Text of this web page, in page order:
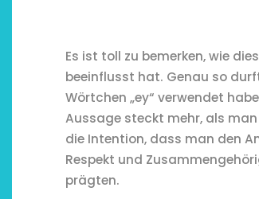
Es ist toll zu bemerken, wie
beeinflusst hat. Genau so
Wörtchen „ey“ verwendet
Aussage steckt mehr, als
die Intention, dass man den
Respekt und
prägten.